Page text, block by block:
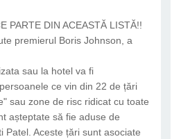
PARTE DIN ACEASTĂ LISTĂ!!
premierul Boris Johnson, a
sau la hotel va fi
ce vin din 22 de țări
sau zone de risc ridicat cu toate
așteptate să fie aduse de
Patel. Aceste țări sunt asociate